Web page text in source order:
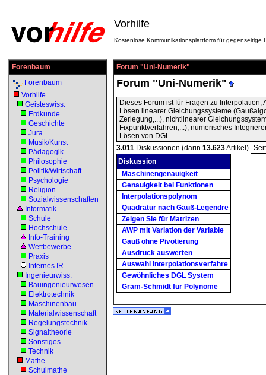
Vorhilfe
Kostenlose Kommunikationsplattform für gegenseitige
Forenbaum
Forenbaum
Vorhilfe
Geisteswiss.
Erdkunde
Geschichte
Jura
Musik/Kunst
Pädagogik
Philosophie
Politik/Wirtschaft
Psychologie
Religion
Sozialwissenschaften
Informatik
Schule
Hochschule
Info-Training
Wettbewerbe
Praxis
Internes IR
Ingenieurwiss.
Bauingenieurwesen
Elektrotechnik
Maschinenbau
Materialwissenschaft
Regelungstechnik
Signaltheorie
Sonstiges
Technik
Mathe
Schulmathe
Forum "Uni-Numerik"
Forum "Uni-Numerik"
Dieses Forum ist für Fragen zu Interpolation,
Lösen linearer Gleichungssysteme
Zerlegung,...), nichtlinearer
Fixpunktverfahren,...), numerisches
Lösen von DGL
3.011 Diskussionen (darin 13.623Artikel).
Diskussion
Maschinengenauigkeit
Genauigkeit bei Funktionen
Interpolationspolynom
Quadratur nach Gauß-Legendre
Zeigen Sie für Matrizen
AWP mit Variation der Variable
Gauß ohne Pivotierung
Ausdruck auswerten
Auswahl Interpolationsverfahre
Gewöhnliches DGL System
Gram-Schmidt für Polynome